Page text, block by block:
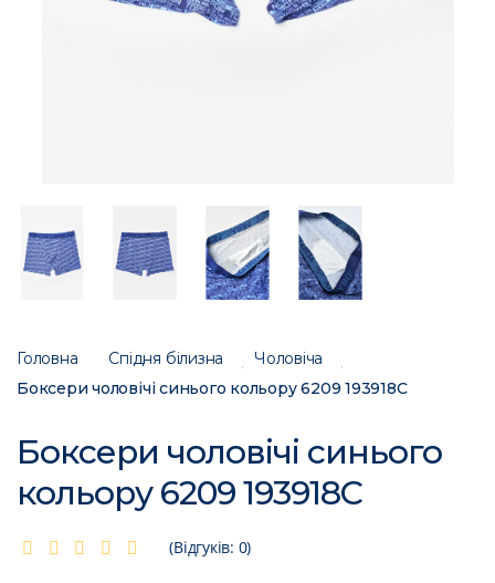
Головна Спідня білизна
Чоловіча
Боксери чоловічі синього кольору 6209 193918C
Боксери чоловічі синього
кольору 6209 193918C
(Відгуків: 0)